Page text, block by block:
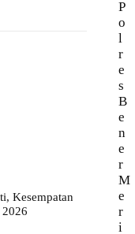
Kesempatan
P
o
l
r
e
s
B
e
n
e
r
M
e
r
i